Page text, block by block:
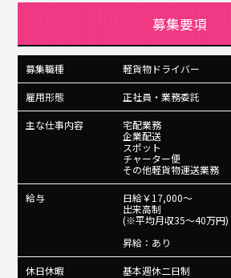
募集要項
募集職種 軽貨物ドライバー
雇用形態 正社員・業務委託
主な仕事内容
宅配業務
企業配送
スポット
チャーター便
その他軽貨物運送業務
給与
日給￥17,000～
出来高制
(※平均月収35～40万円)
昇給：あり
休日休暇 基本週休二日制